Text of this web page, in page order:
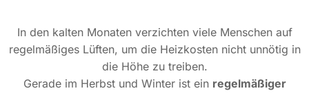
In den kalten Monaten verzichten viele Menschen auf
regelmäßiges Lüften, um die Heizkosten nicht unnötig in
die Höhe zu treiben.
Gerade im Herbst und Winter ist ein regelmäßiger